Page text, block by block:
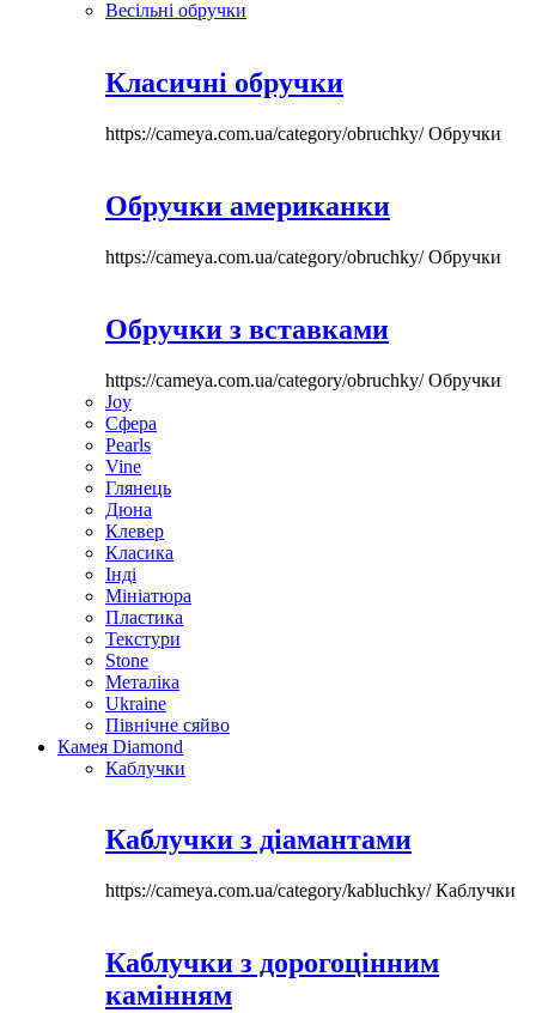
Весільні обручки
Класичні обручки
https://cameya.com.ua/category/obruchky/Обручки
Обручки американки
https://cameya.com.ua/category/obruchky/Обручки
Обручки з вставками
https://cameya.com.ua/category/obruchky/Обручки
Joy
Сфера
Pearls
Vine
Глянець
Дюна
Клевер
Класика
Інді
Мініатюра
Пластика
Текстури
Stone
Металіка
Ukraine
Північне сяйво
Камея Diamond
Каблучки
Каблучки з діамантами
https://cameya.com.ua/category/kabluchky/Каблучки
Каблучки з дорогоцінним
камінням